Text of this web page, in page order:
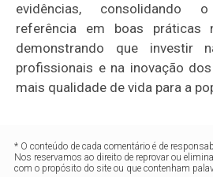
evidências, consolidando
referência em boas práticas
demonstrando que investir
profissionais e na inovação
mais qualidade de vida para a
* O conteúdo de cada comentário é de
Nos reservamos ao direito de reprovar ou
com o propósito do site ou que contenham